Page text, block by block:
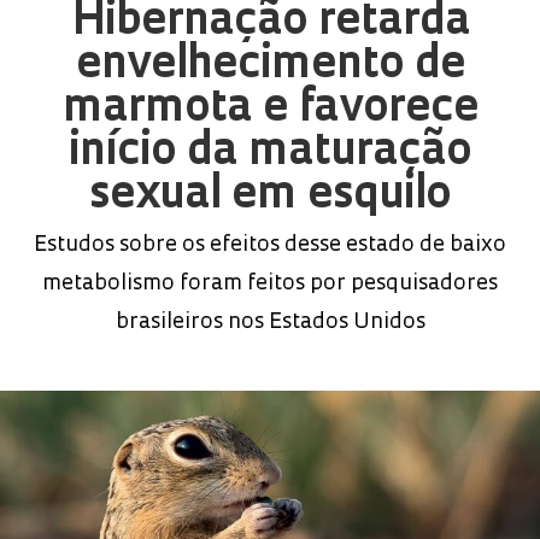
Hibernação retarda
envelhecimento de
marmota e favorece
início da maturação
sexual em esquilo
Estudos sobre os efeitos desse estado de baixo
metabolismo foram feitos por pesquisadores
brasileiros nos Estados Unidos